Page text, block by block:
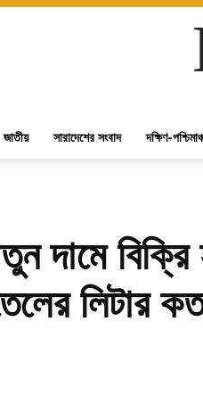
জাতীয় সারাদেশের সংবাদ দক্ষিণ-
দামে বিক্রি
লিটার